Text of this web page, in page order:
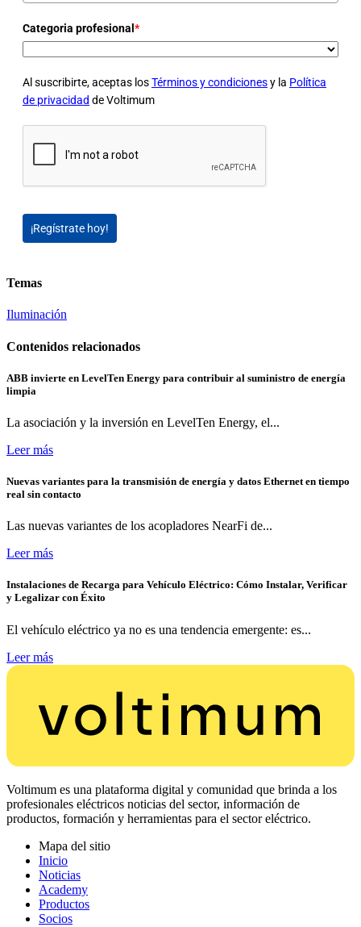
Categoria profesional *
Al suscribirte, aceptas losTérminos y condicionesy la Política
de privacidad de Voltimum
¡Regístrate hoy!
Temas
Iluminación
Contenidos relacionados
ABB invierte en LevelTen Energy para contribuir al suministro de energía
limpia
La asociación y la inversión en LevelTen Energy, el...
Leer más
Nuevas variantes para la transmisión de energía y datos Ethernet en tiempo
real sin contacto
Las nuevas variantes de los acopladores NearFi de...
Leer más
Instalaciones de Recarga para Vehículo Eléctrico: Cómo Instalar, Verificar
y Legalizar con Éxito
El vehículo eléctrico ya no es una tendencia emergente: es...
Leer más
Voltimum es una plataforma digital y comunidad que brinda a los
profesionales eléctricos noticias del sector, información de
productos, formación y herramientas para el sector eléctrico.
Mapa del sitio
Inicio
Noticias
Academy
Productos
Socios